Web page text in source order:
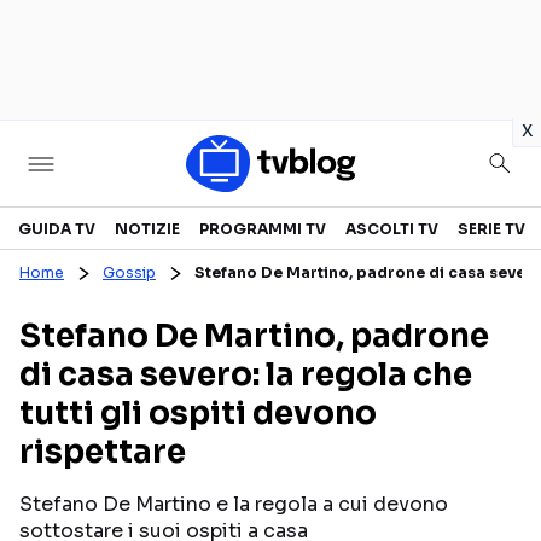
x
Televisione
CANALI TV
PROGRAMMI TV
PERSONAGGI TV
SERIE TV
REALITY SHOW
FICTION
Streaming
GUIDA TV NOTIZIE PROGRAMMI TV ASCOLTI TV SERIE TV
Home Gossip Stefano De Martino, padrone di casa
Stefano De Martino, padrone
di casa severo: la regola che
tutti gli ospiti devono
rispettare
Stefano De Martino e la regola a cui devono
sottostare i suoi ospiti a casa